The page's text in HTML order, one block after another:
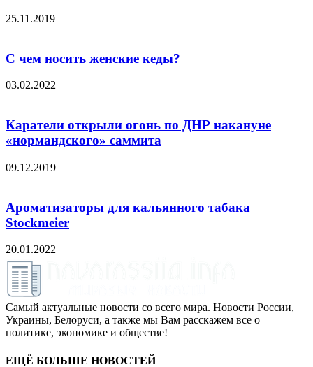
25.11.2019
С чем носить женские кеды?
03.02.2022
Каратели открыли огонь по ДНР накануне
«нормандского» саммита
09.12.2019
Ароматизаторы для кальянного табака
Stockmeier
20.01.2022
Самый актуальные новости со всего мира. Новости России,
Украины, Белоруси, а также мы Вам расскажем все о
политике, экономике и обществе!
ЕЩЁ БОЛЬШЕ НОВОСТЕЙ